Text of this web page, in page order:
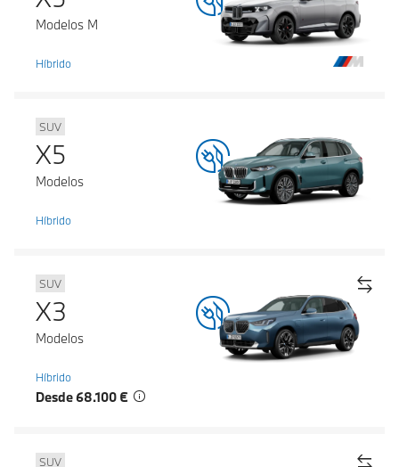
Modelos M
Híbrido
SUV
X5
Modelos
Híbrido
SUV
X3
Modelos
Híbrido
Desde 68.100 €
SUV